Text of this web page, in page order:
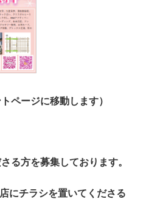
ページに移動します）
る方を募集しております。
にチラシを置いてくださる